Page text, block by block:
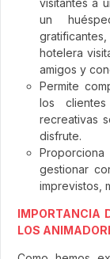
un
hotelera
amigos y
Permite
los
recreativas
disfrute.
gestionar
imprevistos,
IMPORTANCIA
LOS